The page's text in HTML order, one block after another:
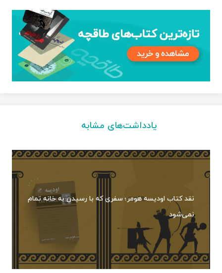
یادداشت‌های مشابه
نقد کتاب اودیسه هومر؛ سفری که با رسیدن به خانه تمام
نمی‌شود